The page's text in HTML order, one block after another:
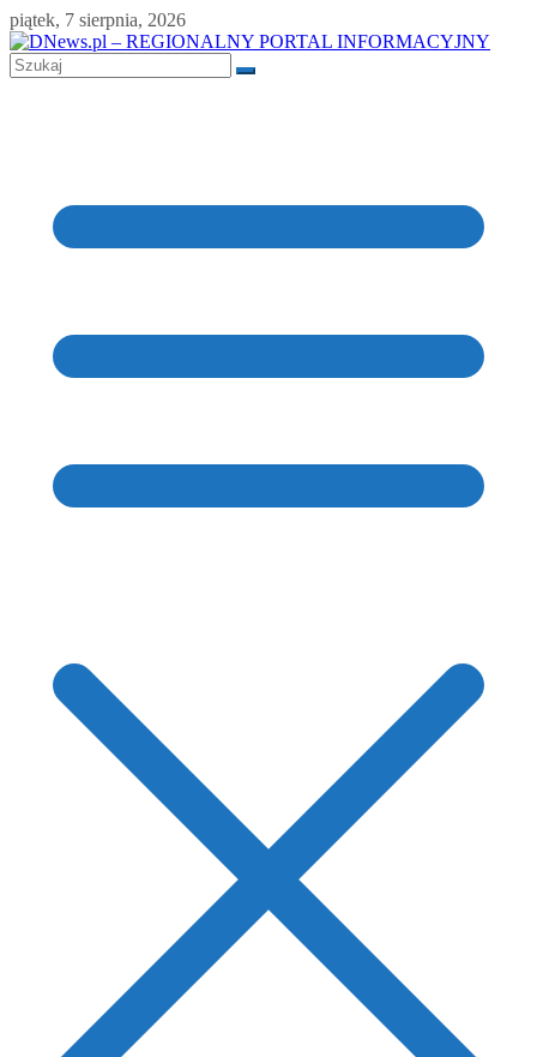
Skip
to
content
piątek, 7 sierpnia, 2026